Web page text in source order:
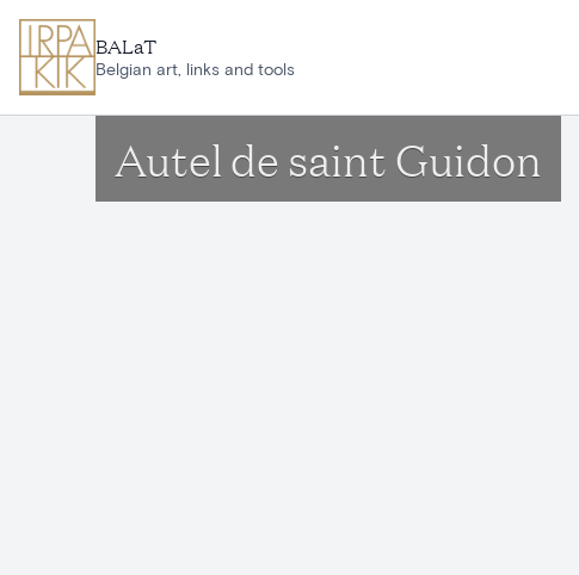
BALaT
Belgian art, links and tools
Autel de saint Guidon